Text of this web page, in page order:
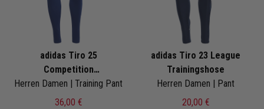
adidas Tiro 25
Competition
Trainingshose
Herren Damen | Training Pant
36,00 €
adidas Tiro 23 League
Trainingshose
Herren Damen | Pant
20,00 €